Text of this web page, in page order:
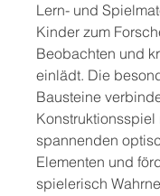
Lern- und
Kinder zum
Beobachten und
einlädt. Die
Bausteine
Konstruktionsspiel
spannenden
Elementen und
spielerisch